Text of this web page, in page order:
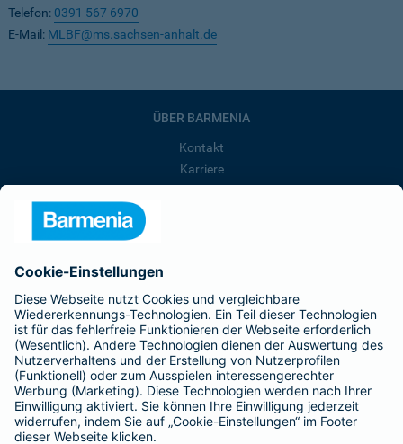
Telefon: 0391 567 6970
E-Mail: MLBF@ms.sachsen-anhalt.de
ÜBER BARMENIA
Kontakt
Karriere
Presse
Barmenia ist Teil der BarmeniaGothaer
BELIEBTE SEITEN
Kranken-Zusatzversicherung
Tierversicherungen
Haftpflichtversicherung
Hausratversicherung